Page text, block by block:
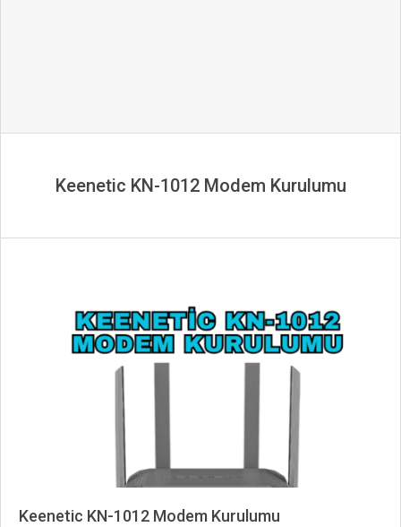
Keenetic KN-1012 Modem Kurulumu
Keenetic KN-1012 Modem Kurulumu